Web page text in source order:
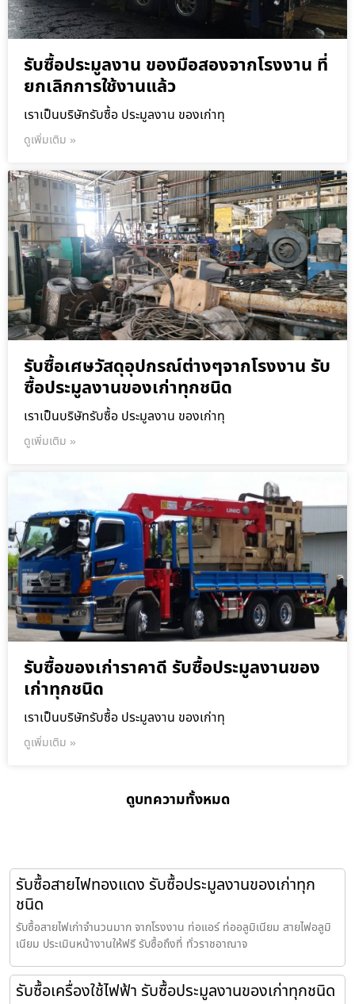
รับซื้อประมูลงาน ของมือสองจากโรงงาน ที่
ยกเลิกการใช้งานแล้ว
เราเป็นบริษัทรับซื้อ ประมูลงาน ของเก่าทุ
ดูเพิ่มเติม »
รับซื้อเศษวัสดุอุปกรณ์ต่างๆจากโรงงาน รับ
ซื้อประมูลงานของเก่าทุกชนิด
เราเป็นบริษัทรับซื้อ ประมูลงาน ของเก่าทุ
ดูเพิ่มเติม »
รับซื้อของเก่าราคาดี รับซื้อประมูลงานของ
เก่าทุกชนิด
เราเป็นบริษัทรับซื้อ ประมูลงาน ของเก่าทุ
ดูเพิ่มเติม »
ดูบทความทั้งหมด
รับซื้อสายไฟทองแดง รับซื้อประมูลงานของเก่าทุก
ชนิด
รับซื้อสายไฟเก่าจำนวนมาก จากโรงงาน ท่อแอร์ ท่ออลูมิเนียม สายไฟอลูมิ
เนียม ประเมินหน้างานให้ฟรี รับซื้อถึงที่ ทั่วราชอาณาจ
รับซื้อเครื่องใช้ไฟฟ้า รับซื้อประมูลงานของเก่าทุกชนิด